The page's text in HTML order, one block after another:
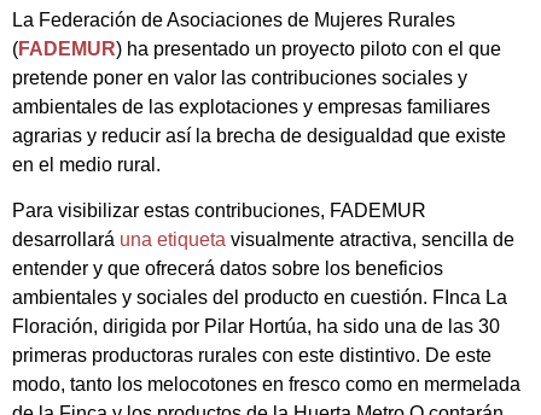
La Federación de Asociaciones de Mujeres Rurales
(FADEMUR) ha presentado un proyecto piloto con el que
pretende poner en valor las contribuciones sociales y
ambientales de las explotaciones y empresas familiares
agrarias y reducir así la brecha de desigualdad que existe
en el medio rural.
Para visibilizar estas contribuciones, FADEMUR
desarrollará una etiqueta visualmente atractiva, sencilla de
entender y que ofrecerá datos sobre los beneficios
ambientales y sociales del producto en cuestión. FInca La
Floración, dirigida por Pilar Hortúa, ha sido una de las 30
primeras productoras rurales con este distintivo. De este
modo, tanto los melocotones en fresco como en mermelada